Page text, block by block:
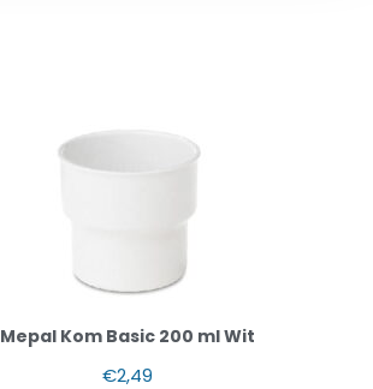
Mepal Kom Basic 200 ml Wit
€2,49